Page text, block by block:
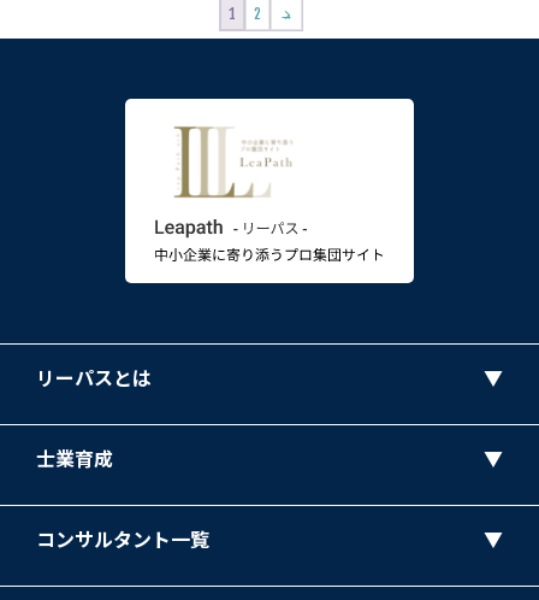
1 2 →
リーパスとは
士業育成
コンサルタント一覧